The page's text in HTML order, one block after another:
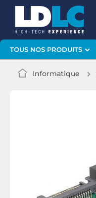
TOUS NOS PRODUITS
Informatique